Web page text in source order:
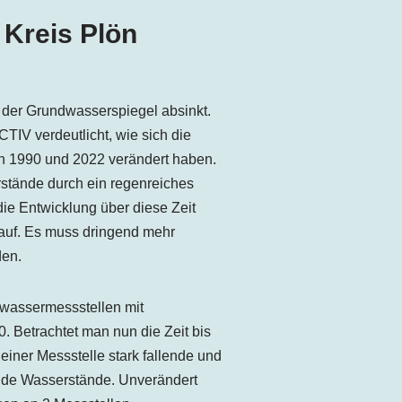
Plön
Grundwasserspiegel absinkt.
verdeutlicht, wie sich die
1990 und 2022 verändert haben.
durch ein regenreiches
Entwicklung über diese Zeit
Es muss dringend mehr
mit
Betrachtet man nun die Zeit bis
Messstelle stark fallende und
Wasserstände. Unverändert